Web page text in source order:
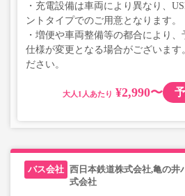
・充電設備は車両により異なり、
ントタイプでのご用意となります。
・増便や車両整備等の都合により
仕様が変更となる場合がございます
ださい。
大人 ¥2,990〜
西日本鉄道株式会社,亀の井
式会社